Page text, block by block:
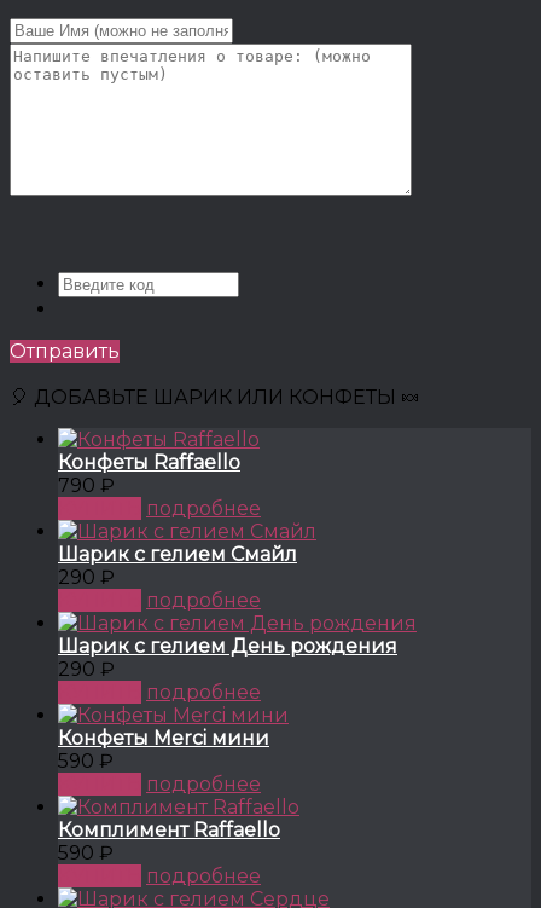
Отправить
🎈 ДОБАВЬТЕ ШАРИК ИЛИ КОНФЕТЫ 🍬
Конфеты Raffaello
790 ₽
подробнее
Шарик с гелием Смайл
290 ₽
подробнее
Шарик с гелием День рождения
290 ₽
подробнее
Конфеты Merci мини
590 ₽
подробнее
Комплимент Raffaello
590 ₽
подробнее